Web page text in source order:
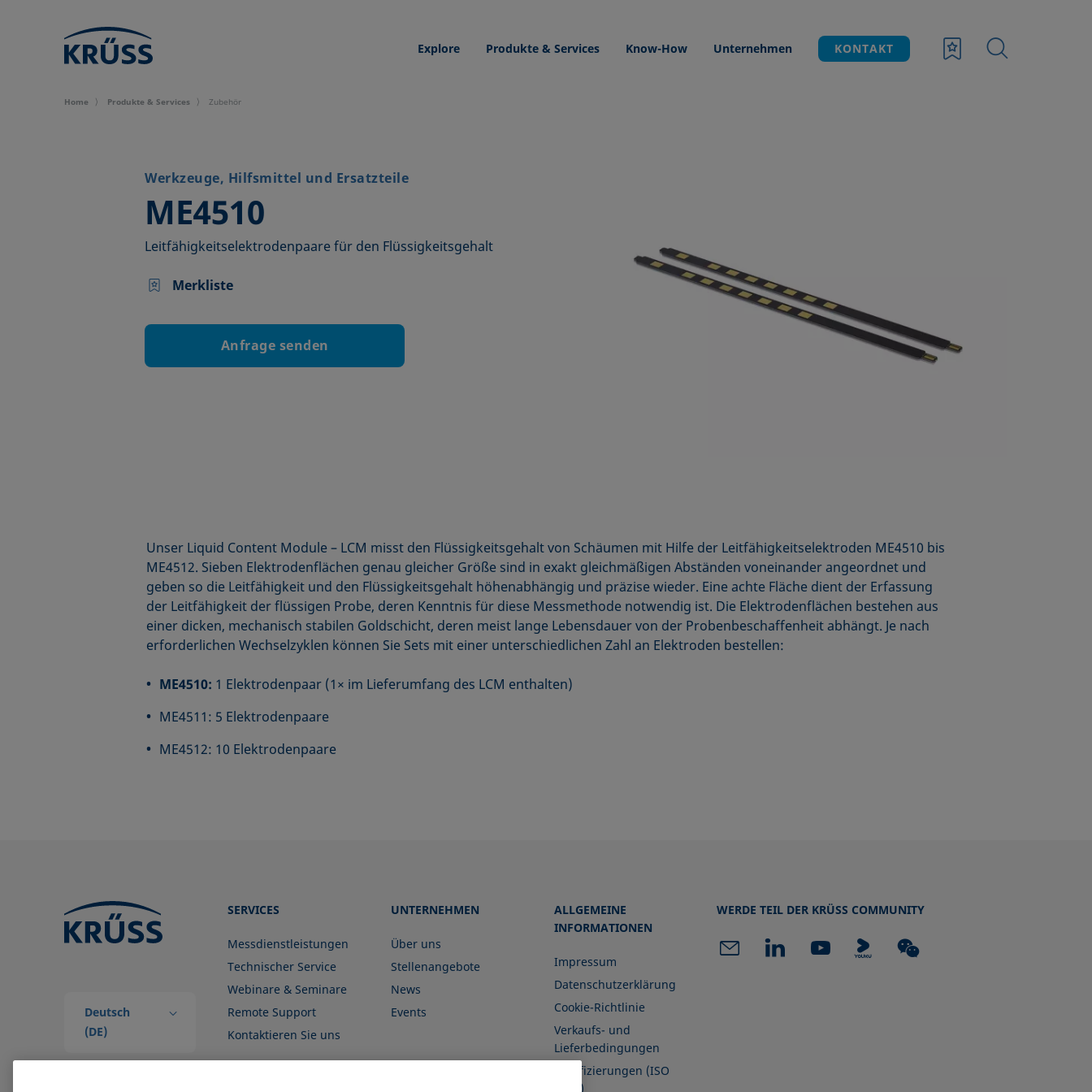
Explore Produkte & Services Know-How Unternehmen KONTAKT
Home Produkte & Services Zubehör
Werkzeuge, Hilfsmittel und Ersatzteile
ME4510
–
Leitfähigkeitselektrodenpaare für den Flüssigkeitsgehalt
Merkliste
Anfrage senden
Unser Liquid Content Module – LCM misst den Flüssigkeits­gehalt von Schäumen mit Hilfe der Leitfähigkeitselektroden ME4510 bis
ME4512. Sieben Elektrodenflächen genau gleicher Größe sind in exakt gleichmäßigen Abständen voneinander angeordnet und
geben so die Leitfähigkeit und den Flüssigkeitsgehalt höhenabhängig und präzise wieder. Eine achte Fläche dient der Erfassung
der Leitfähigkeit der flüssigen Probe, deren Kenntnis für diese Messmethode notwendig ist. Die Elektrodenflächen bestehen aus
einer dicken, mechanisch stabilen Goldschicht, deren meist lange Lebensdauer von der Probenbeschaffenheit abhängt. Je nach
erforderlichen Wechselzyklen können Sie Sets mit einer unterschiedlichen Zahl an Elektroden bestellen:
ME4510: 1 Elektrodenpaar (1× im Lieferumfang des LCM enthalten)
ME4511: 5 Elektrodenpaare
ME4512: 10 Elektrodenpaare
Deutsch
(DE)
SERVICES
Messdienstleistungen
Technischer Service
Webinare & Seminare
Remote Support
Kontaktieren Sie uns
UNTERNEHMEN
Über uns
Stellenangebote
News
Events
ALLGEMEINE
INFORMATIONEN
Impressum
Datenschutzerklärung
Cookie-Richtlinie
Verkaufs- und
Lieferbedingungen
Zertifizierungen (ISO
9001)
WERDE TEIL DER KRÜSS COMMUNITY